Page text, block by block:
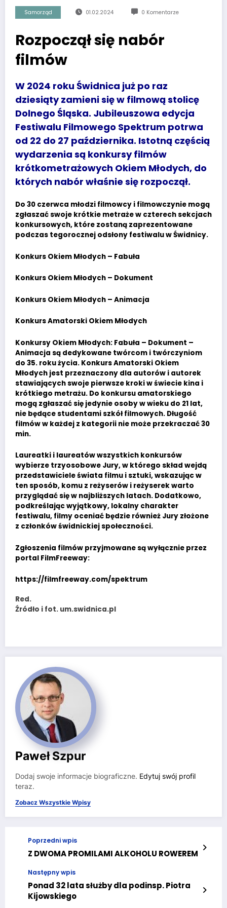
Samorząd 01.02.2024 0 Komentarze
Rozpoczął się nabór
filmów
W 2024 roku Świdnica już po raz
dziesiąty zamieni się w filmową stolicę
Dolnego Śląska. Jubileuszowa edycja
Festiwalu Filmowego Spektrum potrwa
od 22 do 27 października. Istotną częścią
wydarzenia są konkursy filmów
krótkometrażowych Okiem Młodych, do
których nabór właśnie się rozpoczął.
Do 30 czerwca młodzi filmowcy i filmowczynie mogą
zgłaszać swoje krótkie metraże w czterech sekcjach
konkursowych, które zostaną zaprezentowane
podczas tegorocznej odsłony festiwalu w Świdnicy.
Konkurs Okiem Młodych – Fabuła
Konkurs Okiem Młodych – Dokument
Konkurs Okiem Młodych – Animacja
Konkurs Amatorski Okiem Młodych
Konkursy Okiem Młodych: Fabuła – Dokument –
Animacja są dedykowane twórcom i twórczyniom
do 35. roku życia. Konkurs Amatorski Okiem
Młodych jest przeznaczony dla autorów i autorek
stawiających swoje pierwsze kroki w świecie kina i
krótkiego metrażu. Do konkursu amatorskiego
mogą zgłaszać się jedynie osoby w wieku do 21 lat,
nie będące studentami szkół filmowych. Długość
filmów w każdej z kategorii nie może przekraczać 30
min.
Laureatki i laureatów wszystkich konkursów
wybierze trzyosobowe Jury, w którego skład wejdą
przedstawiciele świata filmu i sztuki, wskazując w
ten sposób, komu z reżyserów i reżyserek warto
przyglądać się w najbliższych latach. Dodatkowo,
podkreślając wyjątkowy, lokalny charakter
festiwalu, filmy oceniać będzie również Jury złożone
z członków świdnickiej społeczności.
Zgłoszenia filmów przyjmowane są wyłącznie przez
portal FilmFreeway:
https://filmfreeway.com/spektrum
Red.
Źródło i fot. um.swidnica.pl
Paweł Szpur
Dodaj swoje informacje biograficzne. Edytuj swój profil
teraz.
Zobacz Wszystkie Wpisy
Poprzedni wpis
Z DWOMA PROMILAMI ALKOHOLU ROWEREM
Następny wpis
Ponad 32 lata służby dla podinsp. Piotra
Kijowskiego